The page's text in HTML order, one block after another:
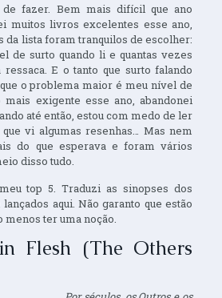
fazer. Bem mais difícil que ano
muitos livros excelentes esse ano,
da lista foram tranquilos de escolher:
de surto quando li e quantas vezes
E o tanto que surto falando
o problema maior é meu nível de
mais exigente esse ano, abandonei
até então, estou com medo de ler
vi algumas resenhas… Mas nem
do que esperava e foram vários
disso tudo.
top 5. Traduzi as sinopses dos
aqui. Não garanto que estão
menos ter uma noção.
Flesh (The Others